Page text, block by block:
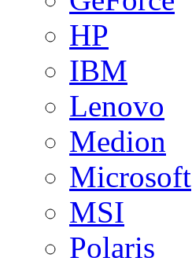
HP
IBM
Lenovo
Medion
Microsoft
MSI
Polaris